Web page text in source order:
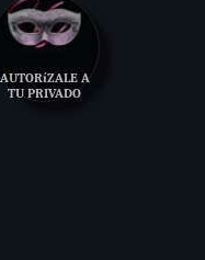
AUTORíZALE A
TU PRIVADO